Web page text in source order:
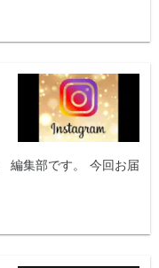
編集部です。 今回お届